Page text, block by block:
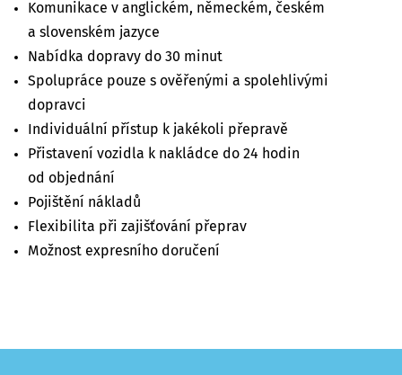
Komunikace v anglickém, německém, českém
a slovenském jazyce
Nabídka dopravy do 30 minut
Spolupráce pouze s ověřenými a spolehlivými
dopravci
Individuální přístup k jakékoli přepravě
Přistavení vozidla k nakládce do 24 hodin
od objednání
Pojištění nákladů
Flexibilita při zajišťování přeprav
Možnost expresního doručení